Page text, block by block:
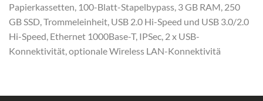
Papierkassetten, 100-Blatt-Stapelbypass, 3 GB RAM, 250
GB SSD, Trommeleinheit, USB 2.0 Hi-Speed und USB 3.0/2.0
Hi-Speed, Ethernet 1000Base-T, IPSec, 2 x USB-
Konnektivität, optionale Wireless LAN-Konnektivitä